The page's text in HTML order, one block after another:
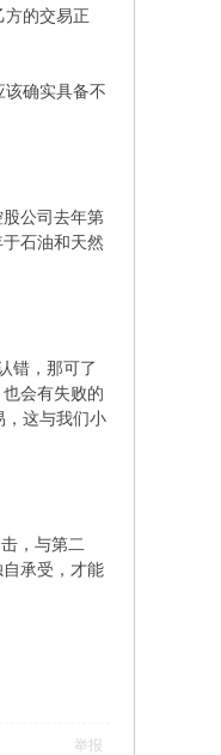
方的交易正
确实具备不
公司去年第
石油和天然
错，那可了
会有失败的
，这与我们小
，与第二
承受，才能
举报